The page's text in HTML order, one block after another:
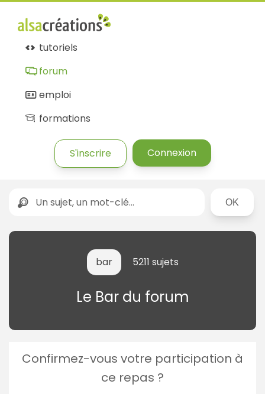
tutoriels
forum
emploi
formations
S'inscrire Connexion
Rechercher
bar 5211 sujets
Le Bar du forum
Confirmez-vous votre participation à
ce repas ?